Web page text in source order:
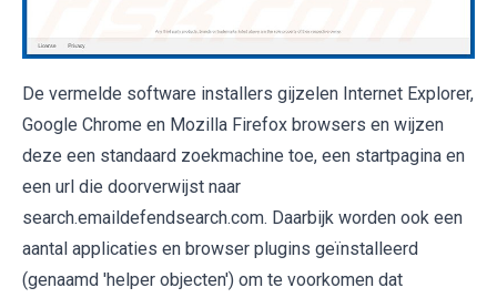
De vermelde software installers gijzelen Internet Explorer,
Google Chrome en Mozilla Firefox browsers en wijzen
deze een standaard zoekmachine toe, een startpagina en
een url die doorverwijst naar
search.emaildefendsearch.com. Daarbijk worden ook een
aantal applicaties en browser plugins geïnstalleerd
(genaamd 'helper objecten') om te voorkomen dat